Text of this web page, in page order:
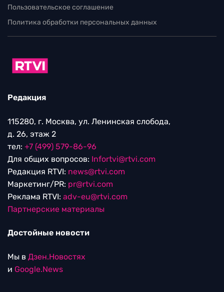
Пользовательское соглашение
Политика обработки персональных данных
Редакция
115280, г. Москва, ул. Ленинская слобода,
д. 26, этаж 2
тел: +7 (499) 579-86-96
Для общих вопросов: Infortvi@rtvi.com
Редакция RTVI: news@rtvi.com
Маркетинг/PR: pr@rtvi.com
Реклама RTVI: adv-eu@rtvi.com
Партнерские материалы
Достойные новости
Мы в Дзен.Новостях
и Google.News